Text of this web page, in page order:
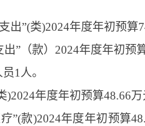
出”(类)2024年度年初预算
”（款）2024年度年初预
1人。
)2024年度年初预算48.66
”(款)2024年度年初预算